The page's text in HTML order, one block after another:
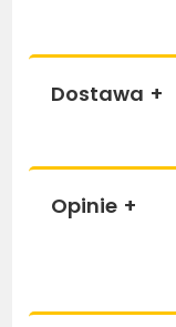
Dostawa +
Opinie +